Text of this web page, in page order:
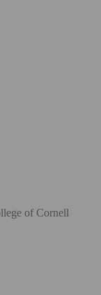
of Cornell